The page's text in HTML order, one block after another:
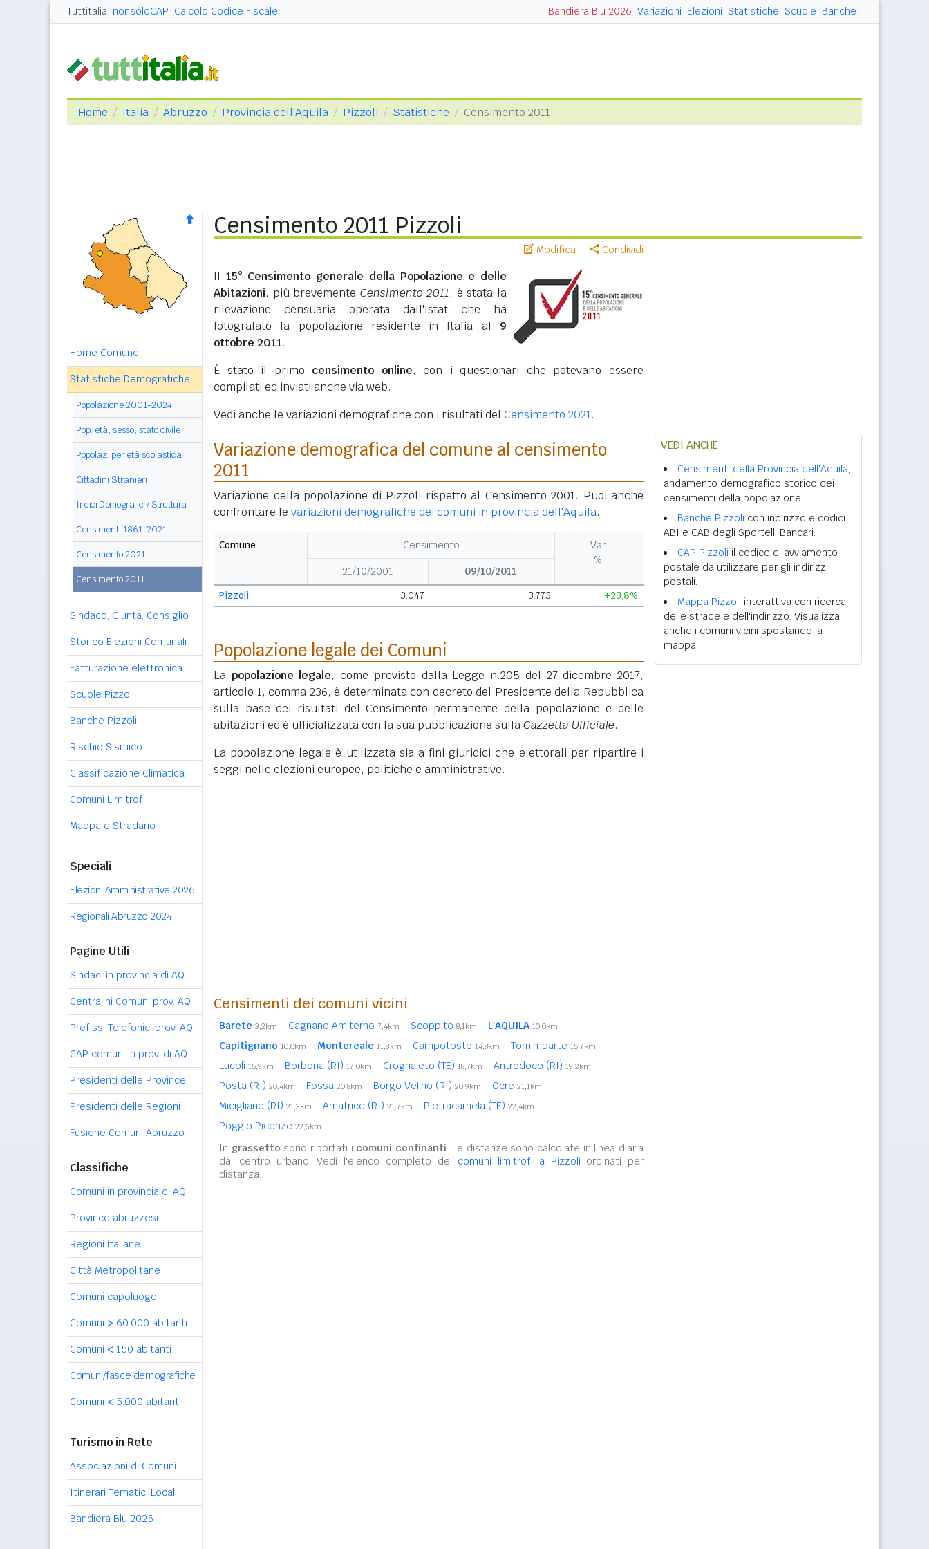
Tuttitalia nonsoloCAP Calcolo Codice Fiscale Bandiera Blu 2026 Variazioni Elezioni Statistiche Scuole Banche
Home Italia Abruzzo Provincia dell'Aquila Pizzoli Statistiche Censimento 2011
Home Comune
Statistiche Demografiche
Popolazione 2001-2024
Pop. età, sesso, stato civile
Popolaz. per età scolastica
Cittadini Stranieri
Indici Demografici / Struttura
Censimenti 1861-2021
Censimento 2021
Censimento 2011
Sindaco, Giunta, Consiglio
Storico Elezioni Comunali
Fatturazione elettronica
Scuole Pizzoli
Banche Pizzoli
Rischio Sismico
Classificazione Climatica
Comuni Limitrofi
Mappa e Stradario
Speciali
Elezioni Amministrative 2026
Regionali Abruzzo 2024
Pagine Utili
Sindaci in provincia di AQ
Centralini Comuni prov. AQ
Prefissi Telefonici prov. AQ
CAP comuni in prov. di AQ
Presidenti delle Province
Presidenti delle Regioni
Fusione Comuni Abruzzo
Classifiche
Comuni in provincia di AQ
Province abruzzesi
Regioni italiane
Città Metropolitane
Comuni capoluogo
Comuni > 60.000 abitanti
Comuni < 150 abitanti
Comuni/fasce demografiche
Comuni < 5.000 abitanti
Turismo in Rete
Associazioni di Comuni
Itinerari Tematici Locali
Bandiera Blu 2025
Censimento 2011 Pizzoli
Modifica Condividi
Il 15° Censimento generale della Popolazione e delle
Abitazioni, più brevemente Censimento 2011, è stata la
rilevazione censuaria operata dall'Istat che ha
fotografato la popolazione residente in Italia al 9
ottobre 2011.
È stato il primo censimento online, con i questionari che potevano essere
compilati ed inviati anche via web.
Vedi anche le variazioni demografiche con i risultati del Censimento 2021.
Variazione demografica del comune al censimento
2011
Variazione della popolazione di Pizzoli rispetto al Censimento 2001. Puoi anche
confrontare le variazioni demografiche dei comuni in provincia dell'Aquila.
Comune Censimento
Var
%
21/10/2001
09/10/2011
Pizzoli
3.047 3.773 +23,8%
Popolazione legale dei Comuni
La popolazione legale, come previsto dalla Legge n.205 del 27 dicembre 2017,
articolo 1, comma 236, è determinata con decreto del Presidente della Repubblica
sulla base dei risultati del Censimento permanente della popolazione e delle
abitazioni ed è ufficializzata con la sua pubblicazione sullaGazzetta Ufficiale.
La popolazione legale è utilizzata sia a fini giuridici che elettorali per ripartire i
seggi nelle elezioni europee, politiche e amministrative.
Censimenti dei comuni vicini
Barete 3,2km Cagnano Amiterno 7,4km Scoppito 8,1km L'AQUILA 10,0km
Capitignano 10,0km Montereale 11,3km Campotosto 14,8km Tornimparte 15,7km
Lucoli 15,9km Borbona (RI) 17,0km Crognaleto (TE) 18,7km Antrodoco (RI) 19,2km
Posta (RI) 20,4km Fossa 20,8km Borgo Velino (RI) 20,9km Ocre 21,1km
Micigliano (RI) 21,3km Amatrice (RI) 21,7km Pietracamela (TE) 22,4km
Poggio Picenze 22,6km
In grassetto sono riportati i comuni confinanti. Le distanze sono calcolate in linea d'aria
dal centro urbano. Vedi l'elenco completo dei comuni limitrofi a Pizzoli ordinati per
distanza.
VEDI ANCHE
Censimenti della Provincia dell'Aquila,
andamento demografico storico dei
censimenti della popolazione.
Banche Pizzoli con indirizzo e codici
ABI e CAB degli Sportelli Bancari.
CAP Pizzoli il codice di avviamento
postale da utilizzare per gli indirizzi
postali.
Mappa Pizzoli interattiva con ricerca
delle strade e dell'indirizzo. Visualizza
anche i comuni vicini spostando la
mappa.